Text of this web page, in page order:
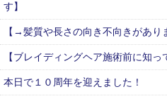
す】
【→髪質や長さの向き不向きがあり
【ブレイディングヘア施術前に知っ
本日で１０周年を迎えました！